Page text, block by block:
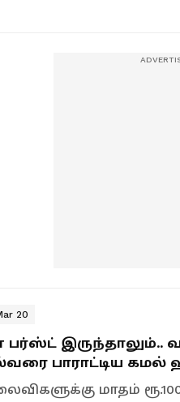
20
இருந்தாலும்..
பாராட்டிய
மாதம்